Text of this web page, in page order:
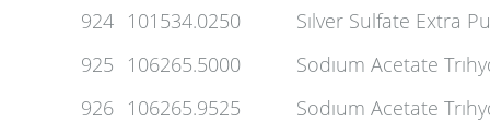
924 101534.0250
Sılver Sulfate Extra
925
106265.5000
Sodıum Acetate
926 106265.9525
Sodıum Acetate